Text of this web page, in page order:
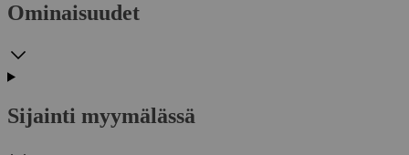
Ominaisuudet
Sijainti myymälässä